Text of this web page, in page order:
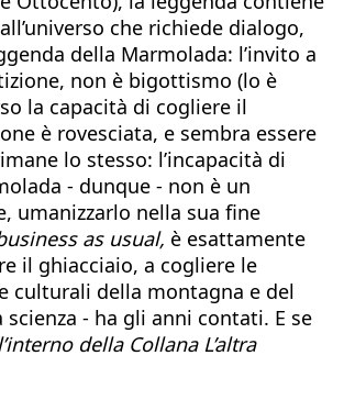
che richiede dialogo,
della Marmolada: l’invito a
non è bigottismo (lo è
la capacità di cogliere il
è rovesciata, e sembra essere
lo stesso: l’incapacità di
- dunque - non è un
umanizzarlo nella sua fine
as usual, è esattamente
il ghiacciaio, a cogliere le
culturali della montagna e del
- ha gli anni contati. E se
della Collana L’altra